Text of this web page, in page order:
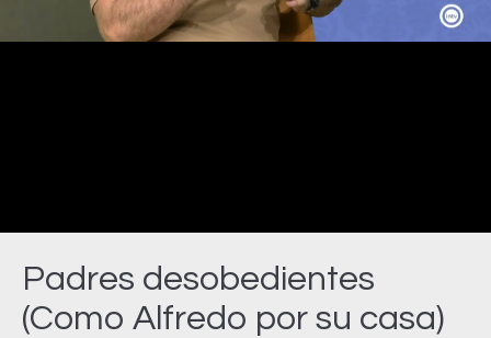
Padres desobedientes
(Como Alfredo por su casa)
Video